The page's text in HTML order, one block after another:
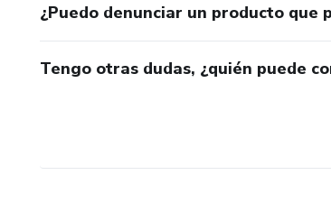
¿Puedo denunciar un producto que
Tengo otras dudas, ¿quién puede